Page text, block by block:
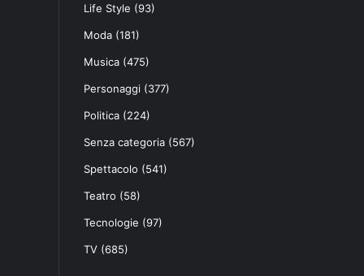
Life Style (93)
Moda (181)
Musica (475)
Personaggi (377)
Politica (224)
Senza categoria (567)
Spettacolo (541)
Teatro (58)
Tecnologie (97)
TV (685)